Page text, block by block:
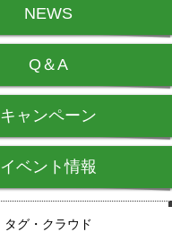
NEWS
Q＆A
キャンペーン
イベント情報
タグ・クラウド